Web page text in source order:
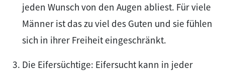
jeden Wunsch von den Augen abliest. Für viele
Männer ist das zu viel des Guten und sie fühlen
sich in ihrer Freiheit eingeschränkt.
Die Eifersüchtige: Eifersucht kann in jeder